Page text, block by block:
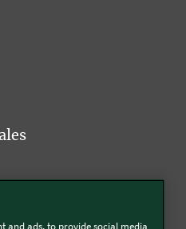
and ads, to provide social media